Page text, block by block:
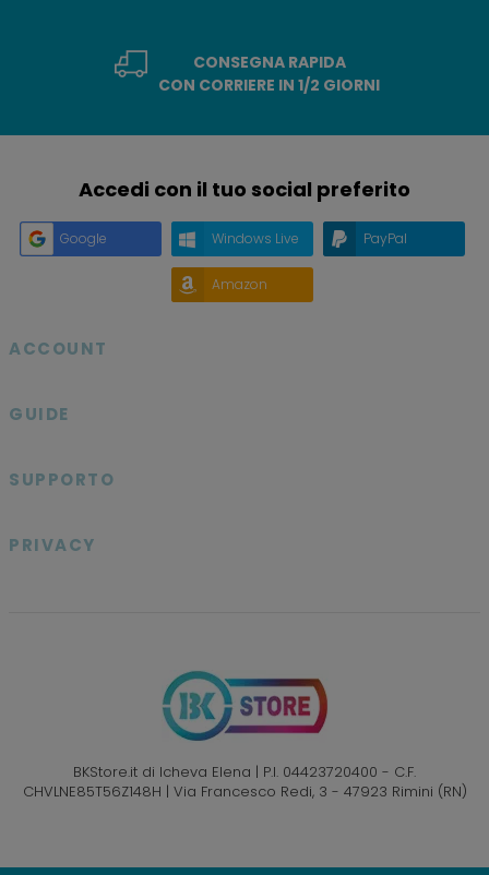
CONSEGNA RAPIDA
CON CORRIERE IN 1/2 GIORNI
Accedi con il tuo social preferito
Google Windows Live PayPal
Amazon
ACCOUNT
GUIDE
SUPPORTO
PRIVACY
BKStore.it di Icheva Elena | P.I. 04423720400 - C.F.
CHVLNE85T56Z148H | Via Francesco Redi, 3 - 47923 Rimini (RN)